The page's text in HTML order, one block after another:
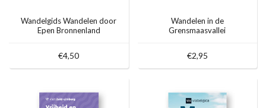
Wandelgids Wandelen door
Epen Bronnenland
€4,50
Wandelen in de
Grensmaasvallei
€2,95